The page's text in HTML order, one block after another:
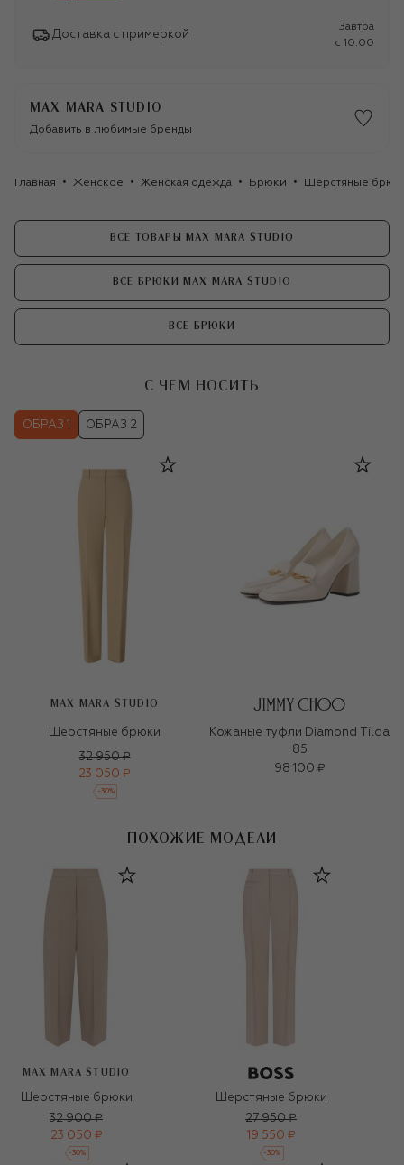
Доставка с примеркой
Завтра
c 10:00
MAX MARA STUDIO
Добавить в любимые бренды
Главная Женское Женская одежда Брюки Шерстяные
ВСЕ ТОВАРЫ MAX MARA STUDIO
ВСЕ БРЮКИ MAX MARA STUDIO
ВСЕ БРЮКИ
С ЧЕМ НОСИТЬ
ОБРАЗ 1 ОБРАЗ 2
MAX MARA STUDIO
Шерстяные брюки
32 950 ₽
23 050 ₽
-30%
Кожаные туфли Diamond Tilda
85
98 100 ₽
ПОХОЖИЕ МОДЕЛИ
MAX MARA STUDIO
Шерстяные брюки
32 900 ₽
23 050 ₽
-30%
Шерстяные брюки
27 950 ₽
19 550 ₽
-30%